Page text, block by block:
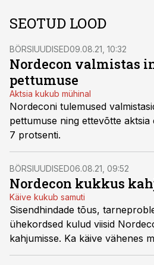
SEOTUD LOOD
BÖRSIUUDISED09.08.21, 10:32
Nordecon valmistas
pettumuse
Aktsia kukub mühinal
Nordeconi tulemused
pettumuse ning ettevõtte
7 protsenti.
BÖRSIUUDISED06.08.21, 09:52
Nordecon kukkus
Käive kukub samuti
Sisendhindade tõus,
ühekordsed kulud viisid
kahjumisse. Ka käive vähenes
börsiteatest.